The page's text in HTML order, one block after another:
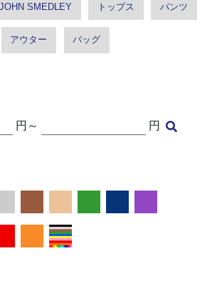
JOHN SMEDLEY トップス パンツ
アウター バッグ
円～ 円